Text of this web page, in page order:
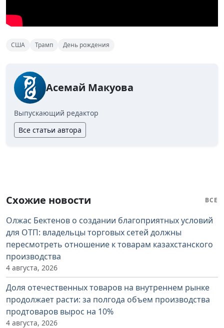
США Трамп День рождения
Асемай Макуова
Выпускающий редактор
Все статьи автора
Схожие новости ВСЕ
Олжас Бектенов о создании благоприятных условий
для ОТП: владельцы торговых сетей должны
пересмотреть отношение к товарам казахстанского
производства
4 августа, 2026
Доля отечественных товаров на внутреннем рынке
продолжает расти: за полгода объем производства
продтоваров вырос на 10%
4 августа, 2026